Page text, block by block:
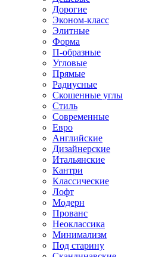
Дорогие
Эконом-класс
Элитные
Форма
П-образные
Угловые
Прямые
Радиусные
Скошенные углы
Стиль
Современные
Евро
Английские
Дизайнерские
Итальянские
Кантри
Классические
Лофт
Модерн
Прованс
Неоклассика
Минимализм
Под старину